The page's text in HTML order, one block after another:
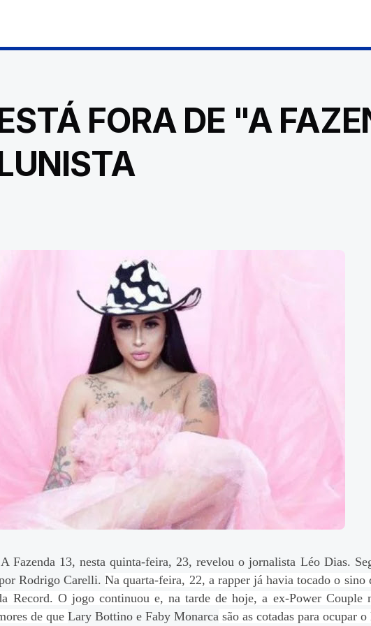
FORA DE "A
Fazenda 13, nesta quinta-feira, 23, revelou o jornalista Léo Dias.
por Rodrigo Carelli.Na quarta-feira, 22, a rapper já havia tocado o sino
Record. O jogo continuou e, na tarde de hoje, a ex-Power Couple
de que Lary Bottino e Faby Monarca são as cotadas para ocupar